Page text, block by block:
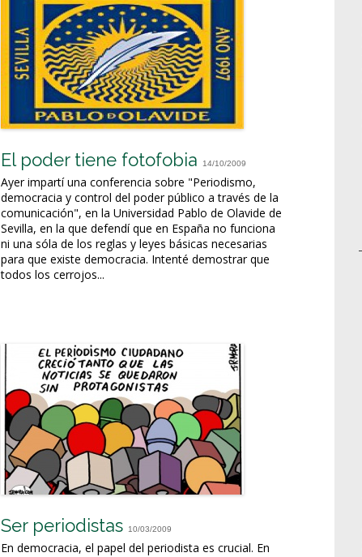
El poder tiene fotofobia 14/10/2009
Ayer impartí una conferencia sobre "Periodismo,
democracia y control del poder público a través de la
comunicación", en la Universidad Pablo de Olavide de
Sevilla, en la que defendí que en España no funciona
ni una sóla de los reglas y leyes básicas necesarias
para que existe democracia. Intenté demostrar que
todos los cerrojos...
Ser periodistas 10/03/2009
En democracia, el papel del periodista es crucial. En